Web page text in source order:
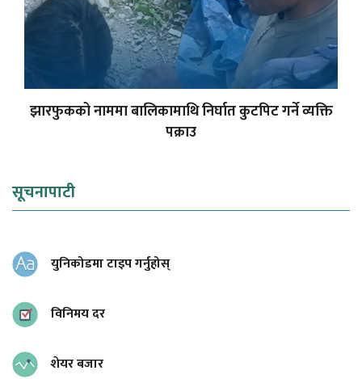
झारफुकको नाममा बालिकामाथि निर्घात कुटपिट गर्ने व्यक्ति
पक्राउ
सूचनापाटी
युनिकोडमा टाइप गर्नुहोस्
विनिमय दर
शेयर बजार